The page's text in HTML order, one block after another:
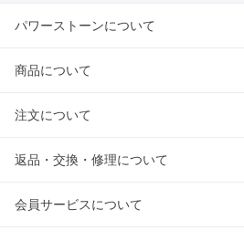
パワーストーンについて
商品について
注文について
返品・交換・修理について
会員サービスについて